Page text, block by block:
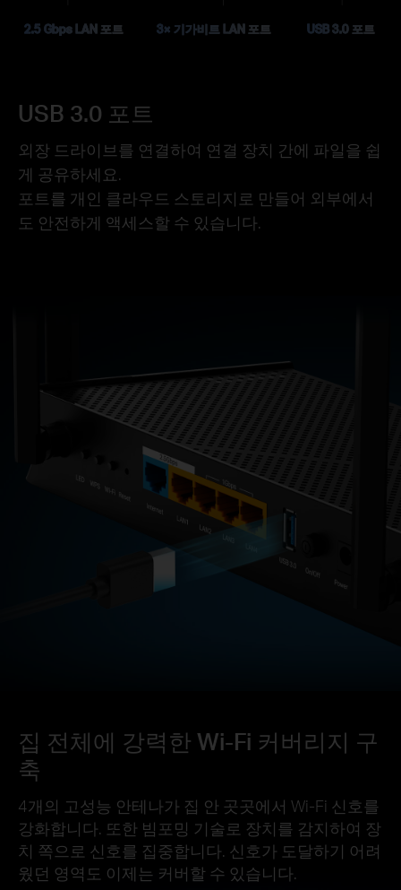
2.5 Gbps LAN 포트 3× 기가비트 LAN 포트 USB 3.0 포트
USB 3.0 포트
외장 드라이브를 연결하여 연결 장치 간에 파일을 쉽
게 공유하세요.
포트를 개인 클라우드 스토리지로 만들어 외부에서
도 안전하게 액세스할 수 있습니다.
집 전체에 강력한 Wi-Fi 커버리지 구
축
4개의 고성능 안테나가 집 안 곳곳에서 Wi-Fi 신호를
강화합니다. 또한 빔포밍 기술로 장치를 감지하여 장
치 쪽으로 신호를 집중합니다. 신호가 도달하기 어려
웠던 영역도 이제는 커버할 수 있습니다.